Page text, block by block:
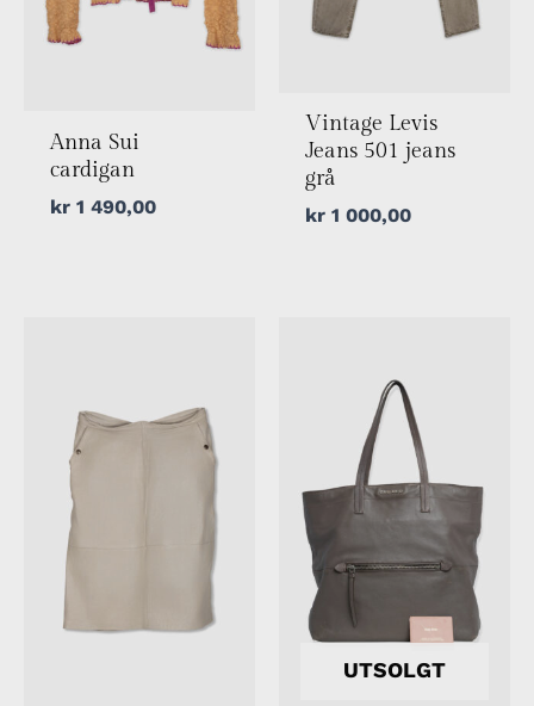
Anna Sui
cardigan
kr1 490,00
Vintage Levis
Jeans 501 jeans
grå
kr1 000,00
UTSOLGT